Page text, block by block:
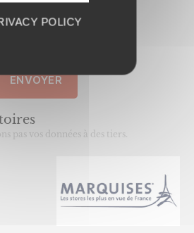
:
pas vos données à des tiers.
POLICY